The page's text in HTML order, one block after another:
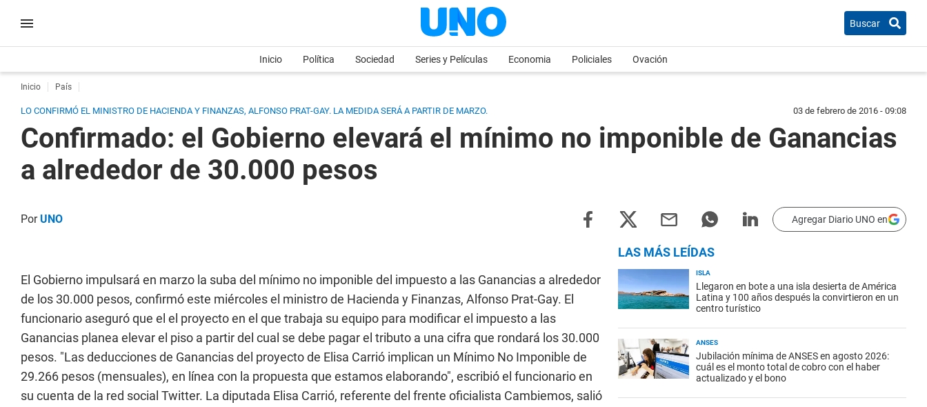
Buscar
Inicio Política Sociedad Series y Películas Economia Policiales Ovación
Inicio País
LO CONFIRMÓ EL MINISTRO DE HACIENDA Y FINANZAS, ALFONSO PRAT-GAY. LA MEDIDA SERÁ A PARTIR DE MARZO. 03 de febrero de 2016 - 09:08
Confirmado: el Gobierno elevará el mínimo no imponible de Ganancias
a alrededor de 30.000 pesos
PorUNO Agregar Diario UNO en
El Gobierno impulsará en marzo la suba del mínimo no imponible del impuesto a las Ganancias a alrededor
de los 30.000 pesos, confirmó este miércoles el ministro de Hacienda y Finanzas, Alfonso Prat-Gay. El
funcionario aseguró que el el proyecto en el que trabaja su equipo para modificar el impuesto a las
Ganancias planea elevar el piso a partir del cual se debe pagar el tributo a una cifra que rondará los 30.000
pesos. "Las deducciones de Ganancias del proyecto de Elisa Carrió implican un Mínimo No Imponible de
29.266 pesos (mensuales), en línea con la propuesta que estamos elaborando", escribió el funcionario en
su cuenta de la red social Twitter. La diputada Elisa Carrió, referente del frente oficialista Cambiemos, salió
LAS MÁS LEÍDAS
ISLA
Llegaron en bote a una isla desierta de América
Latina y 100 años después la convirtieron en un
centro turístico
ANSES
Jubilación mínima de ANSES en agosto 2026:
cuál es el monto total de cobro con el haber
actualizado y el bono